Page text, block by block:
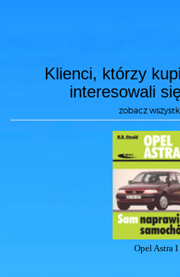
Klienci, którzy
interesowali
zobacz
Opel Astra I